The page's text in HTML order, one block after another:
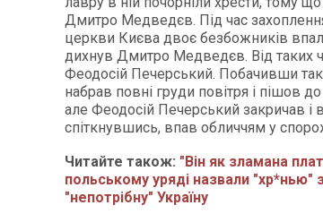
Дмитро Медведєв. Під час
церкви Києва двоє безбожників
дихнув Дмитро Медведєв. Від таких
Феодосій Печерський. Побачивши
набрав повні груди повітря і пішов
але Феодосій Печерський закричав і
спіткнувшись, впав обличчям у
Читайте також: "Він як зламана
польському уряді назвали
"непотрібну" Україну